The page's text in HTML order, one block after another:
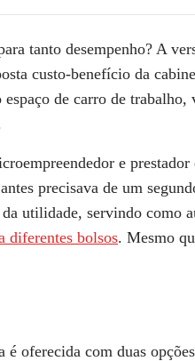
tanto desempenho? A
custo-benefício da
espaço de carro de
e
precisava de um
utilidade, servindo como
diferentes bolsos. Mesmo
é oferecida com duas